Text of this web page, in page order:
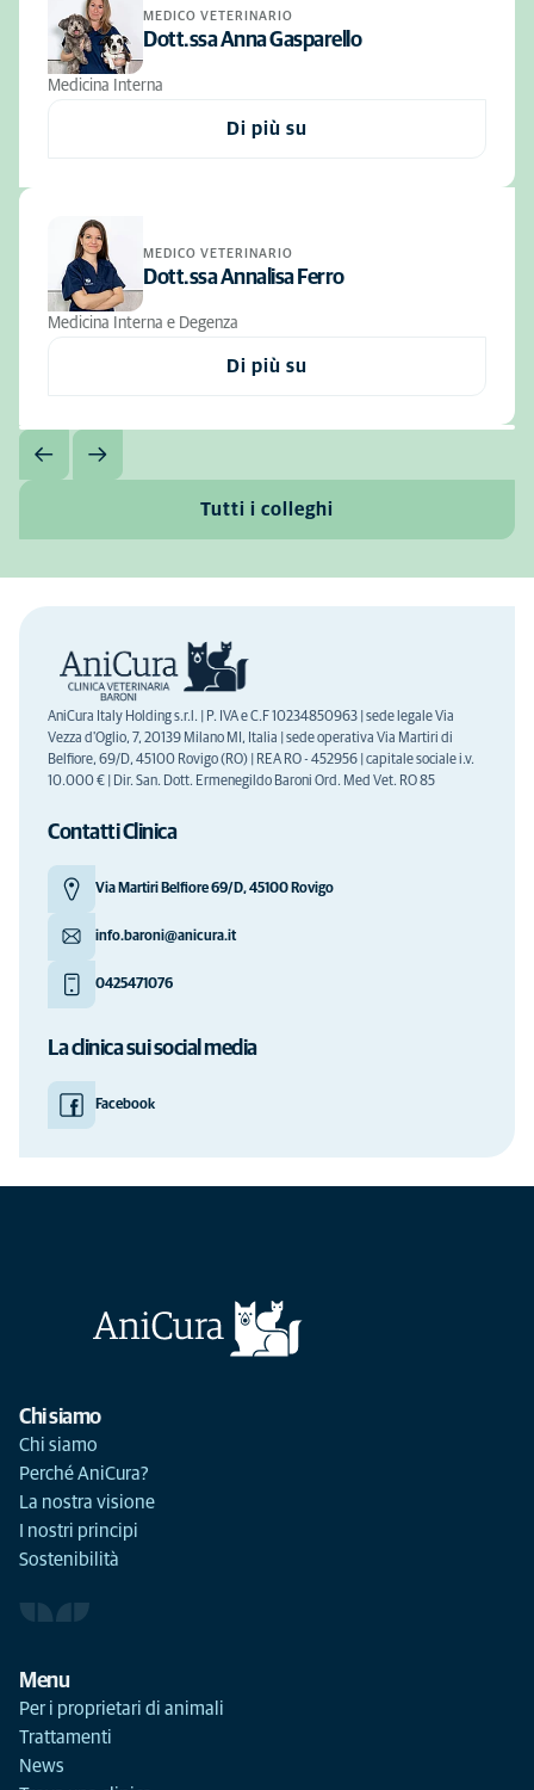
MEDICO VETERINARIO
Dott.ssa Anna Gasparello
Medicina Interna
Di più su
MEDICO VETERINARIO
Dott.ssa Annalisa Ferro
Medicina Interna e Degenza
Di più su
Tutti i colleghi
AniCura Italy Holding s.r.l. | P. IVA e C.F 10234850963 | sede legale Via
Vezza d'Oglio, 7, 20139 Milano MI, Italia | sede operativa Via Martiri di
Belfiore, 69/D, 45100 Rovigo (RO) | REA RO - 452956 | capitale sociale i.v.
10.000 € | Dir. San. Dott. Ermenegildo Baroni Ord. Med Vet. RO 85
Contatti Clinica
Via Martiri Belfiore 69/D, 45100 Rovigo
info.baroni@anicura.it
0425471076
La clinica sui social media
Facebook
Chi siamo
Chi siamo
Perché AniCura?
La nostra visione
I nostri principi
Sostenibilità
Menu
Per i proprietari di animali
Trattamenti
News